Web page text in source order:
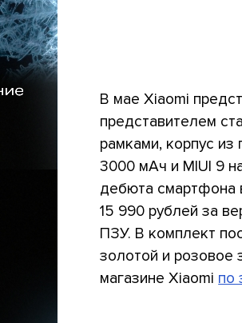
В мае Xiaomi
представителем
рамками, корпус из
3000 мАч и MIUI 9
дебюта смартфона
15 990 рублей за
ПЗУ. В комплект
золотой и розовое
магазине Xiaomi по